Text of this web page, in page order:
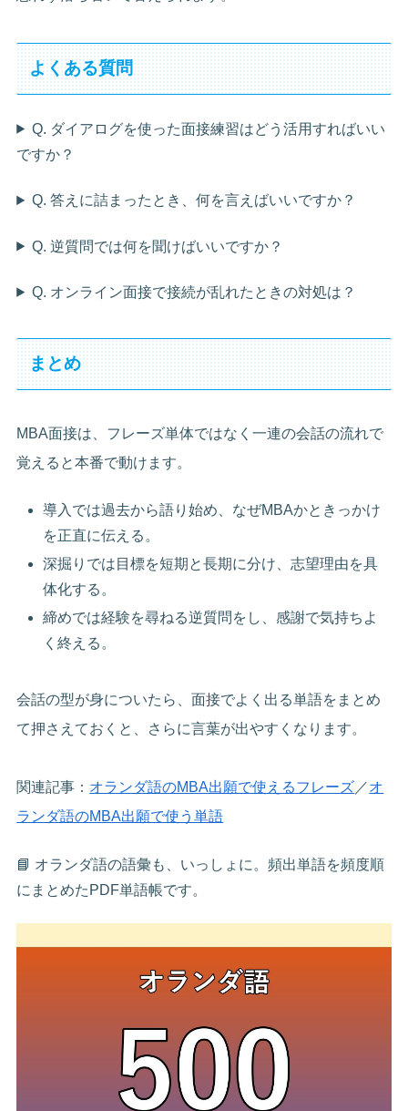
よくある質問
Q. ダイアログを使った面接練習はどう活用すればいい
ですか？
Q. 答えに詰まったとき、何を言えばいいですか？
Q. 逆質問では何を聞けばいいですか？
Q. オンライン面接で接続が乱れたときの対処は？
まとめ
MBA面接は、フレーズ単体ではなく一連の会話の流れで
覚えると本番で動けます。
導入では過去から語り始め、なぜMBAかときっかけ
を正直に伝える。
深掘りでは目標を短期と長期に分け、志望理由を具
体化する。
締めでは経験を尋ねる逆質問をし、感謝で気持ちよ
く終える。
会話の型が身についたら、面接でよく出る単語をまとめ
て押さえておくと、さらに言葉が出やすくなります。
関連記事： オランダ語のMBA出願で使えるフレーズ／オ
ランダ語のMBA出願で使う単語
📘 オランダ語の語彙も、いっしょに。頻出単語を頻度順
にまとめたPDF単語帳です。